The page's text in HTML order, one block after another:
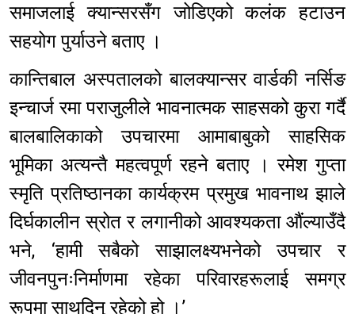
समाजलाई क्यान्सरसँग जोडिएको कलंक हटाउन
सहयोग पुर्याउने बताए ।
कान्तिबाल अस्पतालको बालक्यान्सर वार्डकी नर्सिङ
इन्चार्ज रमा पराजुलीले भावनात्मक साहसको कुरा गर्दै
बालबालिकाको उपचारमा आमाबाबुको साहसिक
भूमिका अत्यन्तै महत्वपूर्ण रहने बताए । रमेश गुप्ता
स्मृति प्रतिष्ठानका कार्यक्रम प्रमुख भावनाथ झाले
दिर्घकालीन स्रोत र लगानीको आवश्यकता औंल्याउँदै
भने, ‘हामी सबैको साझालक्ष्यभनेको उपचार र
जीवनपुनःनिर्माणमा रहेका परिवारहरूलाई समग्र
रूपमा साथदिनु रहेको हो ।’